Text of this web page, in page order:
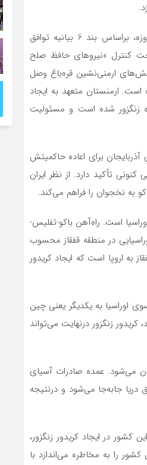
در بخشی از این گزارش آمده است: پس از پیروزی جمهوری آذربایجان در جنگ ۴۴ روزه، براساس بند 6 بیانیه توافق
و مسکو، «کریدور لاچین» با عرض 5 کیلومتر، تحت کنترل «نیروهای حافظ صلح
ارمنی‌نشین قره‌باغ وصل
شده است. ارمنستان متعهد به ایجاد
زنگزور شده است و مسئولیت
برای اعاده حاکمیتش
تأکید دارد. از نظر ایران
به نخجوان را فراهم می‌کند.
است. راه‌آهن باکو-تفلیس-
در منطقه قفقاز محسوب
قفقاز به اروپا است که ایجاد کریدور
اوراسیا به یکدیگر یعنی چین
می‌شود، کریدور زنگزور درنهایت می‌تواند
می‌شود. عمده صادرات آسیای
جابه‌جا می‌شود و درنتیجه
کشور در ایجاد کریدور زنگزور،
کشور را به مخاطره می‌اندازد با